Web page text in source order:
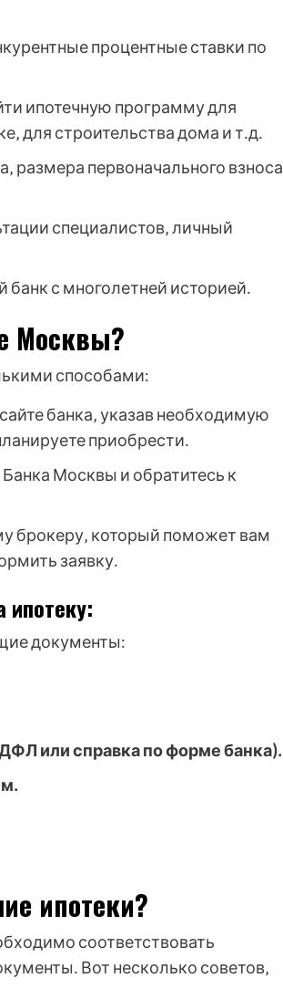
процентные ставки по
ипотечную программу для
для строительства дома и т․д․
размера первоначального взноса
специалистов‚ личный
с многолетней историей․
Москвы?
способами:
банка‚ указав необходимую
приобрести․
Москвы и обратитесь к
брокеру‚ который поможет вам
заявку․
документы:
или справка по форме банка)․
ипотеки?
соответствовать
Вот несколько советов‚